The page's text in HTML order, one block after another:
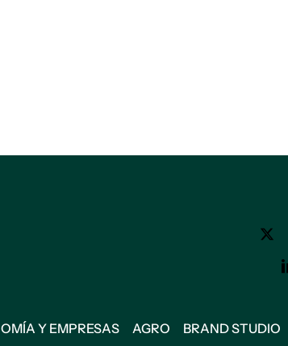
Y EMPRESAS AGRO BRAND STUDIO